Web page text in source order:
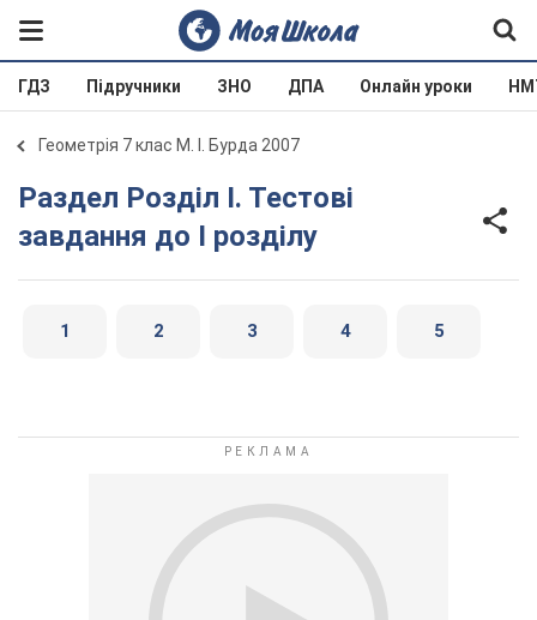
ГДЗ Підручники ЗНО ДПА Онлайн уроки
Геометрія 7 клас М. І. Бурда 2007
Раздел Розділ І. Тестові
завдання до І розділу
1 2 3 4 5